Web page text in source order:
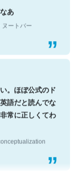
あ
ートバー
。ほぼ公式のド
語だと読んでな
常に正しくてわ